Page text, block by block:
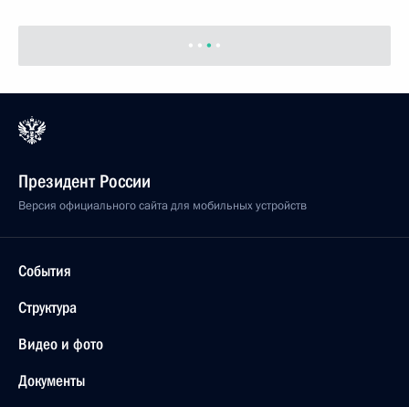
Президент России
Версия официального сайта для мобильных устройств
События
Структура
Видео и фото
Документы